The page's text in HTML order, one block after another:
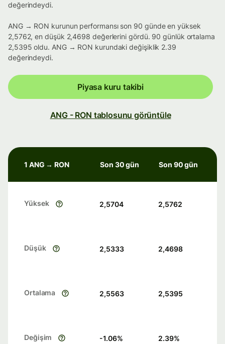
değerindeydi.
ANG → RON kurunun performansı son 90 günde en yüksek
2,5762, en düşük 2,4698 değerlerini gördü. 90 günlük ortalama
2,5395 oldu. ANG → RON kurundaki değişiklik 2.39
değerindeydi.
Piyasa kuru takibi
ANG - RON tablosunu görüntüle
1 ANG → RON Son 30 gün Son 90 gün
Yüksek 2,5704 2,5762
Düşük 2,5333 2,4698
Ortalama 2,5563 2,5395
Değişim -1.06% 2.39%